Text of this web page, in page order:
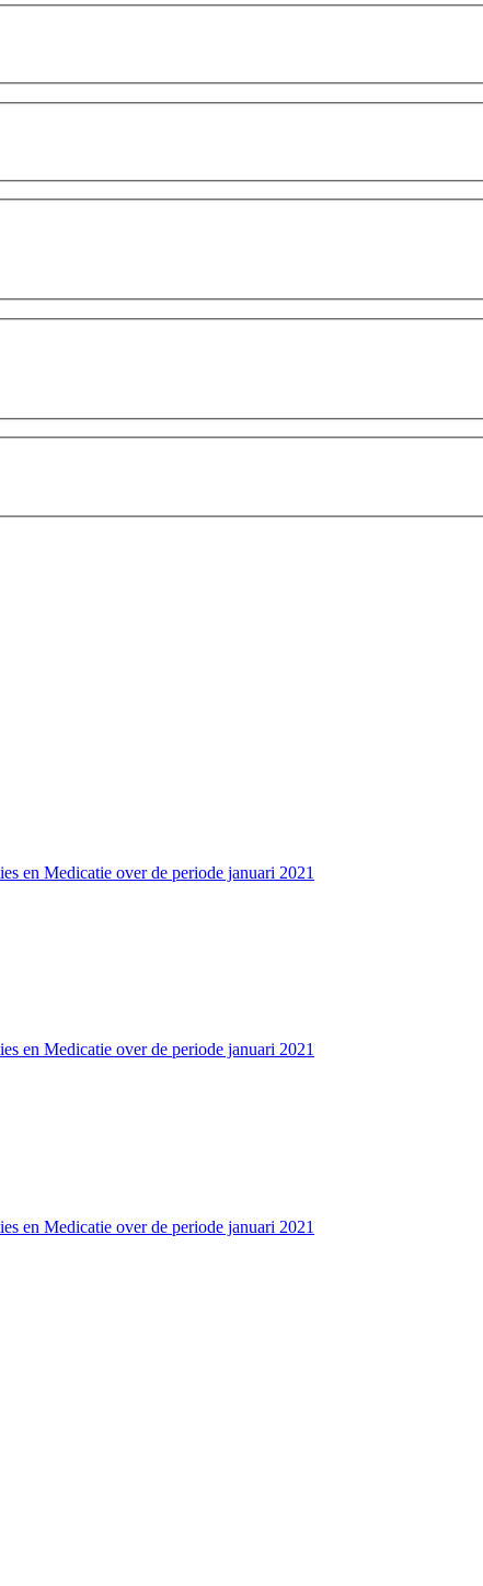
en Medicatie over de periode januari 2021
en Medicatie over de periode januari 2021
en Medicatie over de periode januari 2021